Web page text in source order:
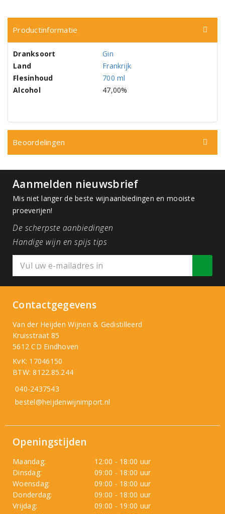
Productinformatie
Dranksoort
Gin
Land
Frankrijk
Flesinhoud
700 ml
Alcohol
47,00%
Beoordelingen
Aanmelden nieuwsbrief
Mis niet langer de beste wijnaanbiedingen en mooiste
proeverijen!
De scherpste aanbiedingen
Handige wijn en spijs tips
Contactgegevens
Van der Heijden Wijnen & Gedistilleerd
Kruisstraat 85
5612 CD Eindhoven
KvK: 17046150
BTW: 8122.85.244
040-2437543
bestel@heijdenwijnimport.nl
Openingstijden
Maandag:
12:00 - 18:00 uur
Dinsdag:
09:00 - 18:00 uur
Woensdag:
09:00 - 18:00 uur
Donderdag:
09:00 - 18:00 uur
Vrijdag:
09:00 - 19:00 uur